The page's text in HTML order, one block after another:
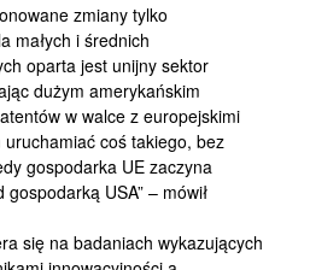
zmiany tylko
małych i średnich
oparta jest unijny sektor
dużym amerykańskim
w walce z europejskimi
uruchamiać coś takiego, bez
gospodarka UE zaczyna
USA” – mówił
się na badaniach wykazujących